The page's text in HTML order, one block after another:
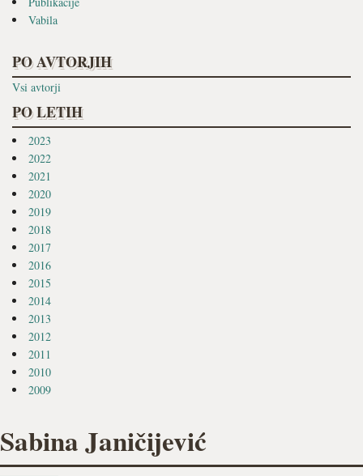
Vabila
PO AVTORJIH
Vsi avtorji
PO LETIH
2023
2022
2021
2020
2019
2018
2017
2016
2015
2014
2013
2012
2011
2010
2009
Sabina Janičijević